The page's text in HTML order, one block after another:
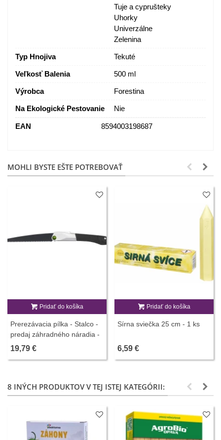
Tuje a cyprušteky
Uhorky
Univerzálne
Zelenina
Typ Hnojiva Tekuté
Veľkosť Balenia 500 ml
Výrobca Forestina
Na Ekologické Pestovanie Nie
EAN 8594003198687
MOHLI BYSTE EŠTE POTREBOVAŤ
Pridať do košíka
Prerezávacia pílka - Stalco -
predaj záhradného náradia -
1 ks
19,79 €
Pridať do košíka
Sírna sviečka 25 cm - 1 ks
6,59 €
8 INÝCH PRODUKTOV V TEJ ISTEJ KATEGÓRII: